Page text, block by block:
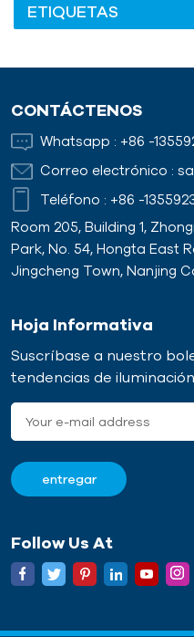
ETIQUETAS
CONTÁCTENOS
Whatsapp : +86 -
Correo electrónico :
Teléfono : +86 -
Room 205, Building 1,
Park, No. 54, Hongta East
Jingcheng Town, Nanjing
Hoja Informativa
Suscríbase a nuestro
tendencias de iluminación
Follow Us At